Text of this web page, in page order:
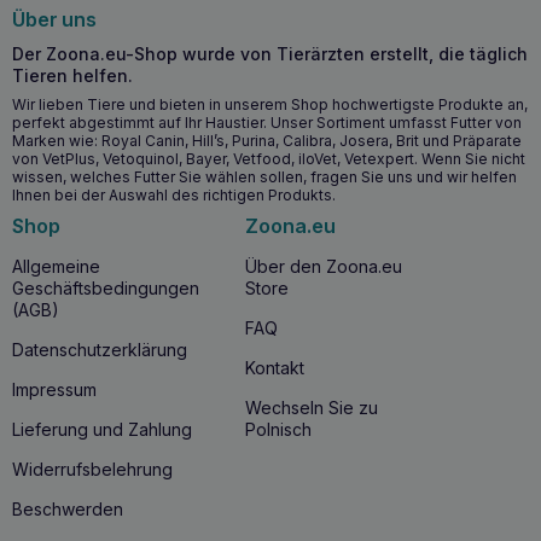
Wichtigste gesundheitliche Vorteile
Unterstützt die Gesundheit der Verdauung dank der
hohen Verdaulichkeit der Inhaltsstoffe.
Enthält essentielle Omega-3- und Omega-6-Fettsäuren,
die zur Gesundheit der Haut und zu einem glänzenden
Fell beitragen.
Reich an hochwertigem Protein, das die Erhaltung einer
optimalen Muskelmasse unterstützt.
Verfassung und des Wohlbefindens der Katze bei.
Wann sollten Sie MR. BANDIT Pure Filets
Huhn und Räucherfisch 30g?
Die Verwendung von
MR. BANDIT Pure Filets Huhn und
geräucherter Fisch 30g
wird für Katzen jeden Alters
empfohlen, insbesondere für Katzen, die Abwechslung und
hohe Qualität in ihrer Ernährung schätzen. Das Produkt
eignet sich hervorragend als
zwischendurch
Über uns
Der Zoona.eu-Shop wurde von Tierärzten erstellt, die täglich
Tieren helfen.
Wir lieben Tiere und bieten in unserem Shop hochwertigste Produkte an,
perfekt abgestimmt auf Ihr Haustier. Unser Sortiment umfasst Futter von
Marken wie: Royal Canin, Hill’s, Purina, Calibra, Josera, Brit und Präparate
von VetPlus, Vetoquinol, Bayer, Vetfood, iloVet, Vetexpert. Wenn Sie nicht
wissen, welches Futter Sie wählen sollen, fragen Sie uns und wir helfen
Ihnen bei der Auswahl des richtigen Produkts.
Shop
Allgemeine
Geschäftsbedingungen
(AGB)
Datenschutzerklärung
Impressum
Lieferung und Zahlung
Widerrufsbelehrung
Beschwerden
Zoona.eu
Über den Zoona.eu
Store
FAQ
Kontakt
Wechseln Sie zu
Polnisch